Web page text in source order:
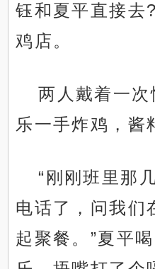
钰和夏平直接去
鸡店。
两人戴着一
乐一手炸鸡，酱
“刚刚班里那
电话了，问我们
起聚餐。”夏平